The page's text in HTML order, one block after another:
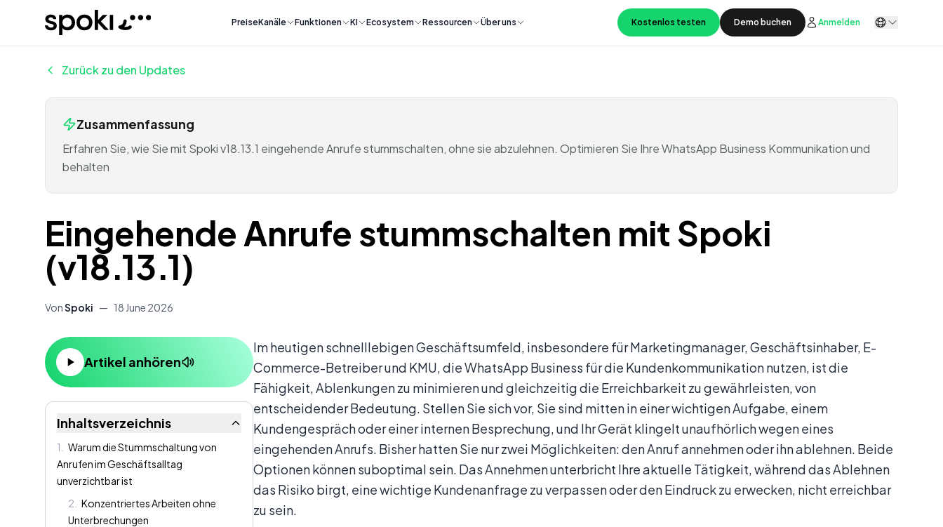
Spoki PreiseKanäle Funktionen KI Ecosystem Ressourcen Über uns Kostenlos testen Demo buchen Anmelden
Zurück zu den Updates
Zusammenfassung
Erfahren Sie, wie Sie mit Spoki v18.13.1 eingehende Anrufe stummschalten, ohne sie abzulehnen. Optimieren Sie Ihre WhatsApp Business Kommunikation und
behalten
Eingehende Anrufe stummschalten mit Spoki
(v18.13.1)
VonSpoki — 18 June 2026
Artikel anhören
Inhaltsverzeichnis
1
Warum die Stummschaltung von
Anrufen im Geschäftsalltag
unverzichtbar ist
2
Konzentriertes Arbeiten ohne
Unterbrechungen
Inhalt
Im heutigen schnelllebigen Geschäftsumfeld, insbesondere für Marketingmanager, Geschäftsinhaber, E-
Commerce-Betreiber und KMU, die WhatsApp Business für die Kundenkommunikation nutzen, ist die
Fähigkeit, Ablenkungen zu minimieren und gleichzeitig die Erreichbarkeit zu gewährleisten, von
entscheidender Bedeutung. Stellen Sie sich vor, Sie sind mitten in einer wichtigen Aufgabe, einem
Kundengespräch oder einer internen Besprechung, und Ihr Gerät klingelt unaufhörlich wegen eines
eingehenden Anrufs. Bisher hatten Sie nur zwei Möglichkeiten: den Anruf annehmen oder ihn ablehnen. Beide
Optionen können suboptimal sein. Das Annehmen unterbricht Ihre aktuelle Tätigkeit, während das Ablehnen
das Risiko birgt, eine wichtige Kundenanfrage zu verpassen oder den Eindruck zu erwecken, nicht erreichbar
zu sein.